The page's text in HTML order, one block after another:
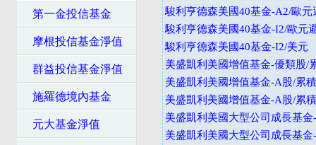
第一金投信基金
摩根投信基金淨值
群益投信基金淨值
施羅德境內基金
元大基金淨值
駿利亨德森美國40基金-A2/歐元
駿利亨德森美國40基金-I2/歐元
駿利亨德森美國40基金-I2/美元
美盛凱利美國增值基金-優類股/
美盛凱利美國增值基金-A股/累
美盛凱利美國增值基金-A股/累
美盛凱利美國大型公司成長基
美盛凱利美國大型公司成長基